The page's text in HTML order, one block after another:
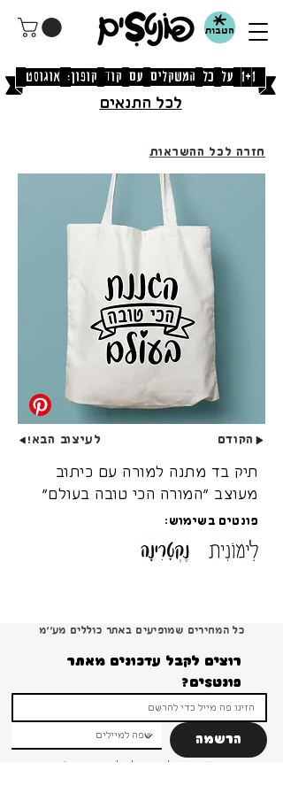
הטבות
[1+1 על כל המשקלים עם קוד קופון: אוגוסט] לכל התנאים
חזרה לכל ההשראות
לעיצוב הבא! הקודם
תיק בד מתנה למורה עם כיתוב
מעוצב ״המורה הכי טובה בעולם״
פונטים בשימוש:
כל המחירים שמופיעים באתר כוללים מע׳׳מ
פונטSים?
הרשמה